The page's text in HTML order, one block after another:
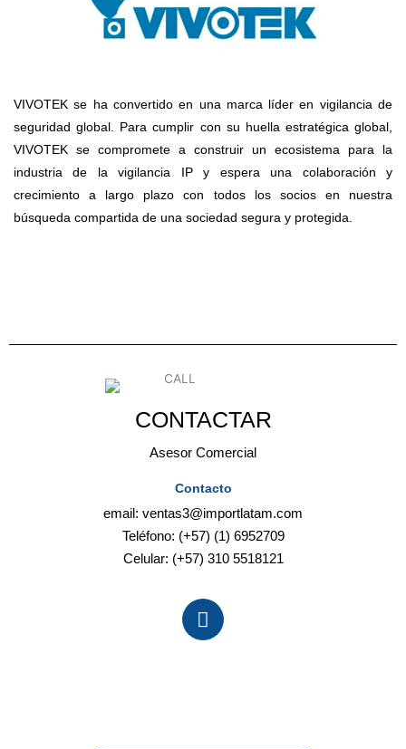
VIVOTEK se ha convertido en una marca líder en vigilancia de
seguridad global. Para cumplir con su huella estratégica global,
VIVOTEK se compromete a construir un ecosistema para la
industria de la vigilancia IP y espera una colaboración y
crecimiento a largo plazo con todos los socios en nuestra
búsqueda compartida de una sociedad segura y protegida.
CONTACTAR
Asesor Comercial
Contacto
email: ventas3@importlatam.com
Teléfono: (+57) (1) 6952709
Celular: (+57) 310 5518121